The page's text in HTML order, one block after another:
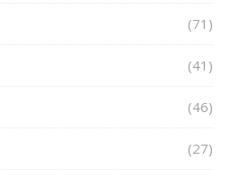
(71)
(41)
(46)
(27)